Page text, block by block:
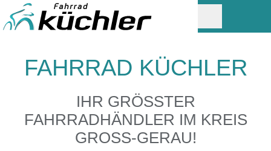
FAHRRAD KÜCHLER
IHR GRÖSSTER F
AHRRADHÄNDLER IM KREIS G
ROSS-GERAU!